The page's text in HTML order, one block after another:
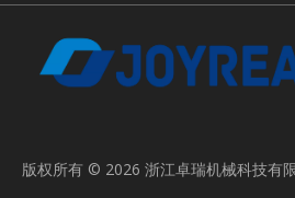
版权所有 © 2026 浙江卓瑞机械科技有